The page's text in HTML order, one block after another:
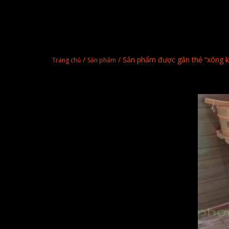
Trang chủ / Sản phẩm / Sản phẩm được gắn thẻ “xông